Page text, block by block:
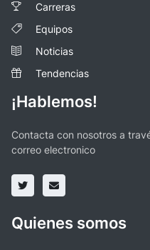
Carreras
Equipos
Noticias
Tendencias
¡Hablemos!
Contacta con nosotros a
correo electronico
Quienes somos